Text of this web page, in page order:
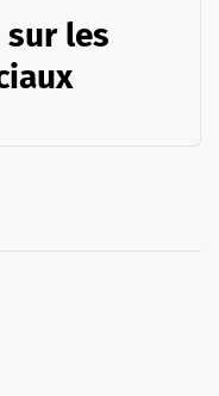
sur les